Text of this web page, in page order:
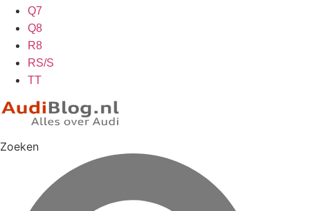
Q7
Q8
R8
RS/S
TT
Zoeken